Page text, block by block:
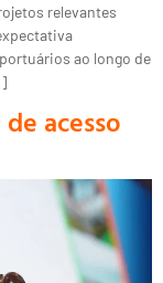
relevantes
ao longo de
acesso